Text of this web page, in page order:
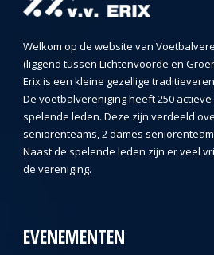
Welkom op de website van
(liggend tussen Lichtenvoorde en
Erix is een kleine gezellige
De voetbalvereniging heeft 250
spelende leden. Deze zijn verdeeld
seniorenteams, 2 dames
Naast de spelende leden zijn er veel
de vereniging.
EVENEMENTEN